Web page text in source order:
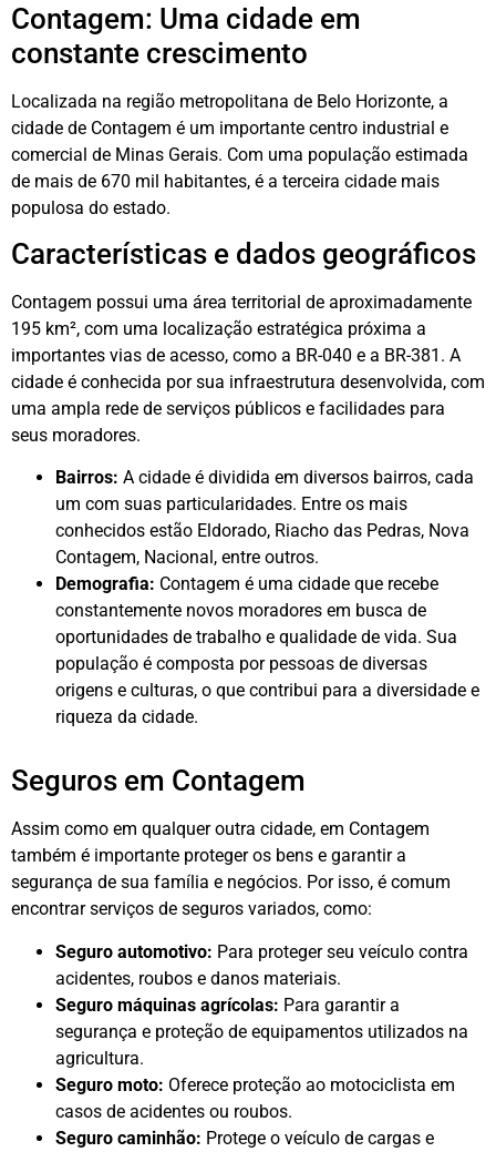
Contagem: Uma cidade em
constante crescimento
Localizada na região metropolitana de Belo Horizonte, a
cidade de Contagem é um importante centro industrial e
comercial de Minas Gerais. Com uma população estimada
de mais de 670 mil habitantes, é a terceira cidade mais
populosa do estado.
Características e dados geográficos
Contagem possui uma área territorial de aproximadamente
195 km², com uma localização estratégica próxima a
importantes vias de acesso, como a BR-040 e a BR-381. A
cidade é conhecida por sua infraestrutura desenvolvida, com
uma ampla rede de serviços públicos e facilidades para
seus moradores.
Bairros: A cidade é dividida em diversos bairros, cada
um com suas particularidades. Entre os mais
conhecidos estão Eldorado, Riacho das Pedras, Nova
Contagem, Nacional, entre outros.
Demografia: Contagem é uma cidade que recebe
constantemente novos moradores em busca de
oportunidades de trabalho e qualidade de vida. Sua
população é composta por pessoas de diversas
origens e culturas, o que contribui para a diversidade e
riqueza da cidade.
Seguros em Contagem
Assim como em qualquer outra cidade, em Contagem
também é importante proteger os bens e garantir a
segurança de sua família e negócios. Por isso, é comum
encontrar serviços de seguros variados, como:
Seguro automotivo: Para proteger seu veículo contra
acidentes, roubos e danos materiais.
Seguro máquinas agrícolas: Para garantir a
segurança e proteção de equipamentos utilizados na
agricultura.
Seguro moto: Oferece proteção ao motociclista em
casos de acidentes ou roubos.
Seguro caminhão: Protege o veículo de cargas e